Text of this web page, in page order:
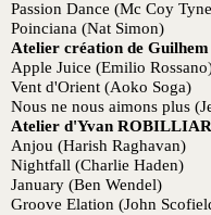
Passion Dance (Mc Coy
Poinciana (Nat Simon)
Atelier création de
Apple Juice (Emilio
Vent d'Orient (Aoko Soga)
Nous ne nous aimons plus
Atelier d'Yvan
Anjou (Harish Raghavan)
Nightfall (Charlie Haden)
January (Ben Wendel)
Groove Elation (John